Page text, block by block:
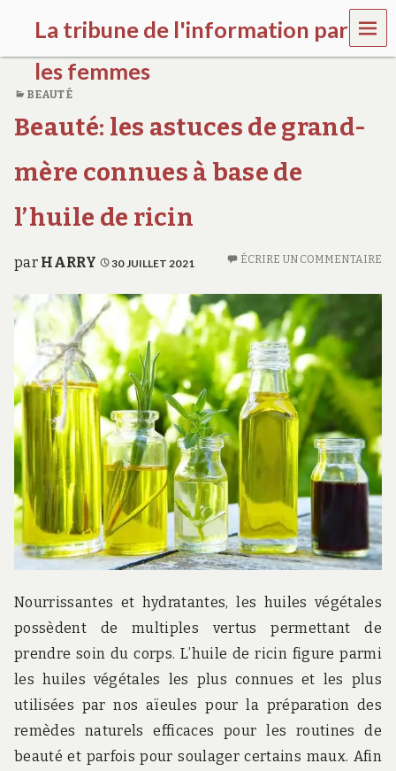
La tribune de l'information par
les femmes
a
t
i
u
n
w
m
w
a
r
d
s
f
r
MEN
U
BEAUTÉ
Beauté: les astuces de grand-
mère connues à base de
l’huile de ricin
par HARRY 30 JUILLET 2021 ÉCRIRE UN COMMENTAIRE
Nourrissantes et hydratantes, les huiles végétales
possèdent de multiples vertus permettant de
prendre soin du corps. L’huile de ricin figure parmi
les huiles végétales les plus connues et les plus
utilisées par nos aïeules pour la préparation des
remèdes naturels efficaces pour les routines de
beauté et parfois pour soulager certains maux. Afin